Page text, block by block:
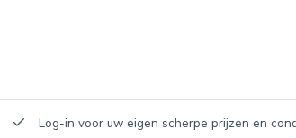
Log-in voor uw eigen scherpe prijzen en condities!